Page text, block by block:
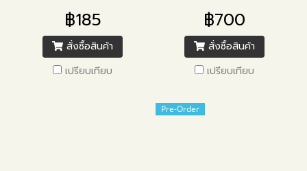
฿185
สั่งซื้อสินค้า
เปรียบเทียบ
฿700
สั่งซื้อสินค้า
เปรียบเทียบ
Pre-Order